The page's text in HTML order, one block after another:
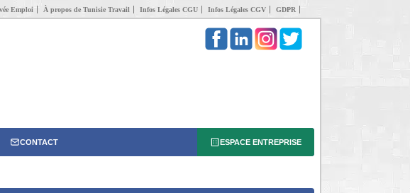
Emploi À propos de Tunisie Travail Infos Légales CGU Infos Légales CGV GDPR
CONTACT ESPACE ENTREPRISE